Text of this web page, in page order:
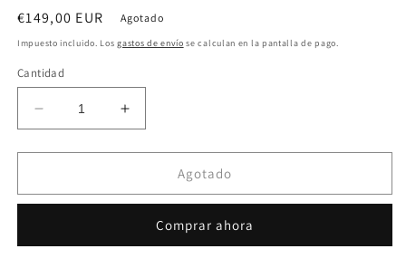
Precio
habitual
€149,00 EUR Agotado
Impuesto incluido. Losgastos de envío se calculan en la pantalla de pago.
Cantidad
Reducir
cantidad
para
Centro
de
Aumentar
cantidad
para
Centro
madera
de
Agotado
Comprar ahora